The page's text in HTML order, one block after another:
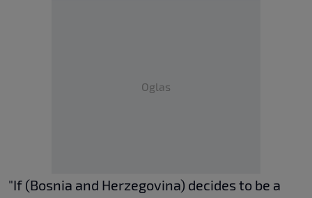
Oglas
"If (Bosnia and Herzegovina) decides to be a